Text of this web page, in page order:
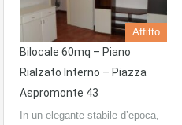
Affitto
Bilocale 60mq – Piano
Rialzato Interno – Piazza
Aspromonte 43
In un elegante stabile d’epoca,